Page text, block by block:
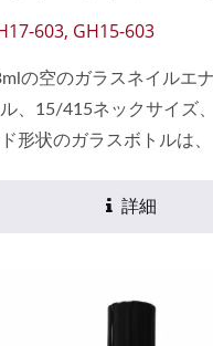
603, GH15-603
の空のガラスネイルエ
ル、15/415ネックサイズ
形状のガラスボトルは
、ペイント、接着剤、リ
力的で、視覚的な質感を
詳細